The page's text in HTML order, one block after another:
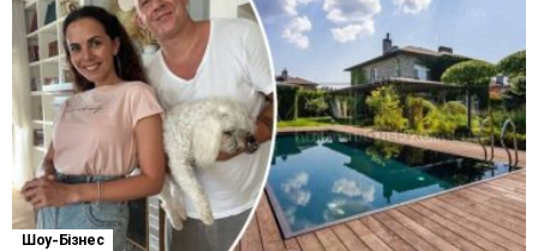
Шоу-Бізнес